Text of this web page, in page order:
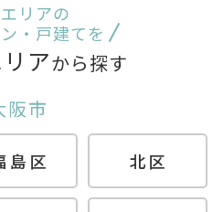
リアの
・戸建てを
アから探す
阪市
島区 北区